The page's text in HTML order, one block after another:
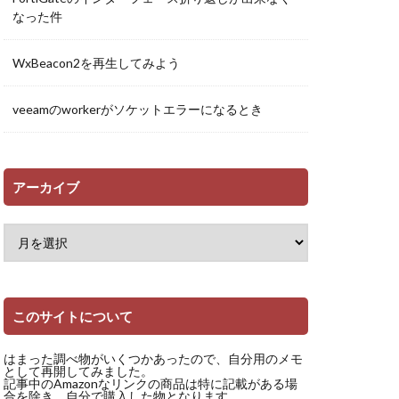
なった件
WxBeacon2を再生してみよう
veeamのworkerがソケットエラーになるとき
アーカイブ
このサイトについて
はまった調べ物がいくつかあったので、自分用のメモ
として再開してみました。
記事中のAmazonなリンクの商品は特に記載がある場
合を除き、自分で購入した物となります。